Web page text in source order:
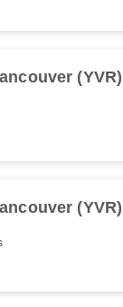
(YVR)
(YVR)